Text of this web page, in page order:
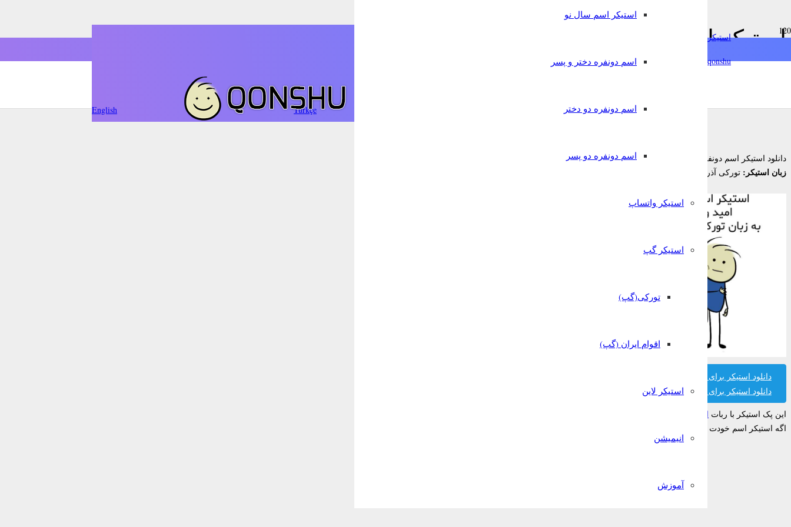
استیکرساز
qonshu@
فارسی
English Türkçe
استیکر اسم سال نو
اسم دونفره دختر و پسر
اسم دونفره دو دختر
اسم دونفره دو پسر
استیکر واتساپ
استیکر گپ
تورکی(گپ)
اقوام ایران (گپ)
استیکر لاین
انیمیشن
آموزش
استیکر اسم دونفره امید و زینب – تورکی آذربایجانی
دانلود استیکر اسم دونفره
زبان استیکر: تورکی آذربایجانی
دانلود استیکر برای تلگرام
دانلود استیکر برای واتساپ
این پک استیکر با ربات استیکر ساز قونشو
اگه استیکر اسم خودت رو پیدا نکردی میتونی تو ربات قونشو رایگان بسازیش!